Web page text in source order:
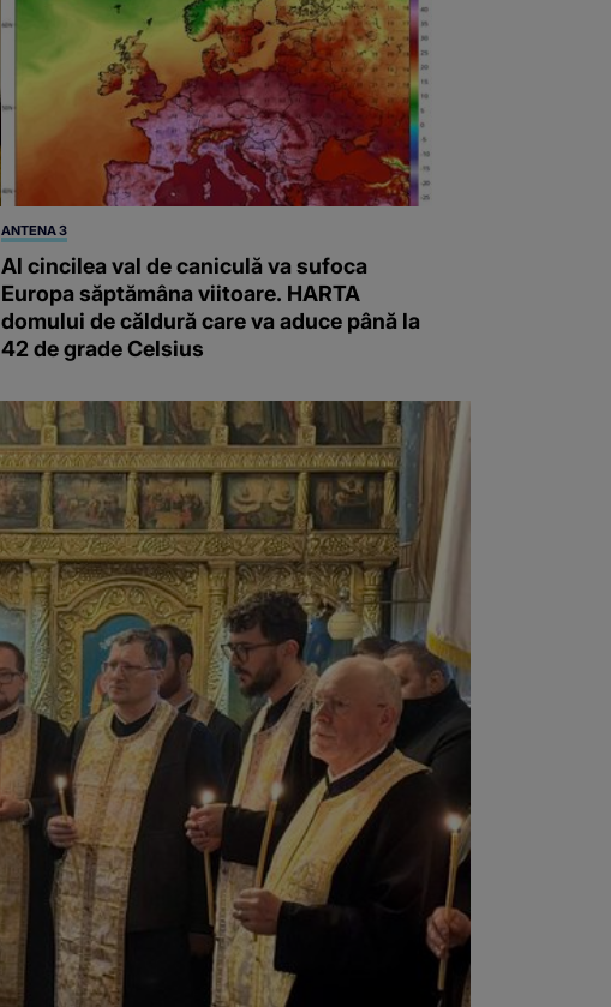
ANTENA 3
Al cincilea val de caniculă va sufoca
Europa săptămâna viitoare. HARTA
domului de căldură care va aduce până la
42 de grade Celsius